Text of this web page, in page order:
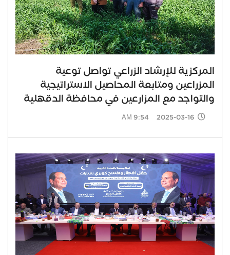
المركزية للإرشاد الزراعي تواصل توعية
المزراعين ومتابعة المحاصيل الاستراتيجية
والتواجد مع المزارعين في محافظة الدقهلية
2025-03-16 9:54 AM